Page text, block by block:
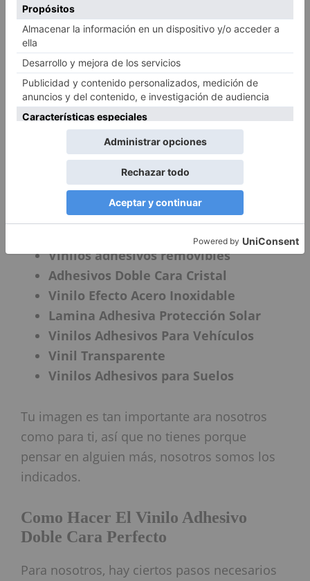
vinilos son iguales… Para poder saber qué
vinilo quieres en tu vitrina, es necesario que
conozcáis un poco acerca de los tipos de
Vinilos que existen, así con claridad sabrás
cual es el ideal para ti. Nosotros trabajamos
con la mayoría, por lo cuál os
mencionaremos algunos para hacer una guía
rápida y sencilla de donde os podáis guiar:
Vinilos Adhesivo Doble Cara
Los vinilos Microperforados para
Vinilos adhesivos removibles
Adhesivos Doble Cara Cristal
Vinilo Efecto Acero Inoxidable
Lamina Adhesiva Protección Solar
Vinilos Adhesivos Para Vehículos
Vinil Transparente
Vinilos Adhesivos para Suelos
Tu imagen es tan importante ara nosotros
como para ti, así que no tienes porque
pensar en alguien más, nosotros somos los
indicados.
Como Hacer El Vinilo Adhesivo
Doble Cara Perfecto
Para nosotros, hay ciertos pasos necesarios